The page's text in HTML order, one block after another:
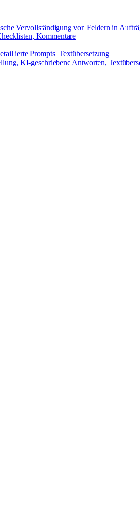
Vervollständigung von Feldern in
Kommentare
Prompts, Textübersetzung
KI-geschriebene Antworten,